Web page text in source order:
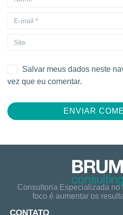
Salvar meus dados neste
vez que eu comentar.
Consultoria Especializada no
foco é aumentar os
CONTATO